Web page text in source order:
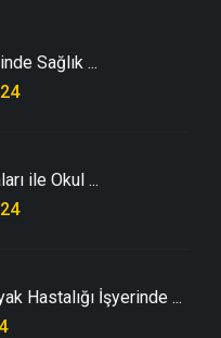
Sağlık ...
ile Okul ...
Hastalığı İşyerinde ...